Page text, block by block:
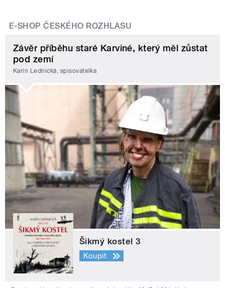
E-SHOP ČESKÉHO ROZHLASU
Závěr příběhu staré Karviné, který měl zůstat
pod zemí
Karin Lednická, spisovatelka
Šikmý kostel 3
Koupit